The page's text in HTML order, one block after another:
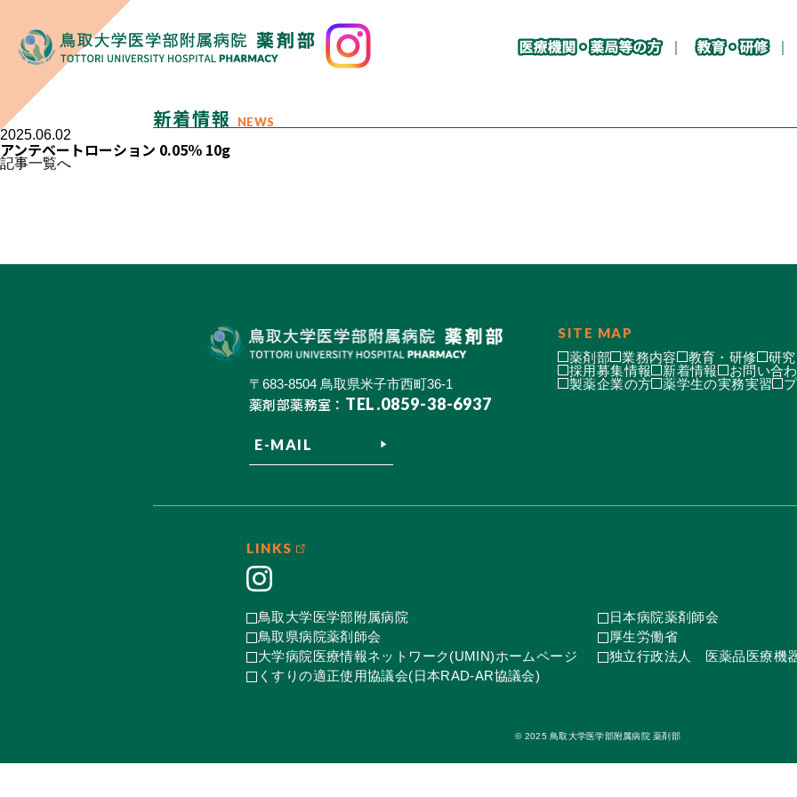
新着情報 NEWS
2025.06.02
アンテベートローション 0.05％ 10g
記事一覧へ
〒683-8504 鳥取県米子市西町36-1
薬剤部薬務室： TEL.0859-38-6937
E-MAIL
SITE MAP
薬剤部 業務内容 教育・研修 研
採用募集情報
新着情報 お問い合
製薬企業の方
薬学生の実務実習
LINKS
鳥取大学医学部附属病院
日本病院薬剤師会
鳥取県病院薬剤師会
厚生労働省
大学病院医療情報ネットワーク(UMIN)ホームページ
独立行政法人 医薬品医療機
くすりの適正使用協議会(日本RAD-AR協議会)
© 2025 鳥取大学医学部附属病院 薬剤部